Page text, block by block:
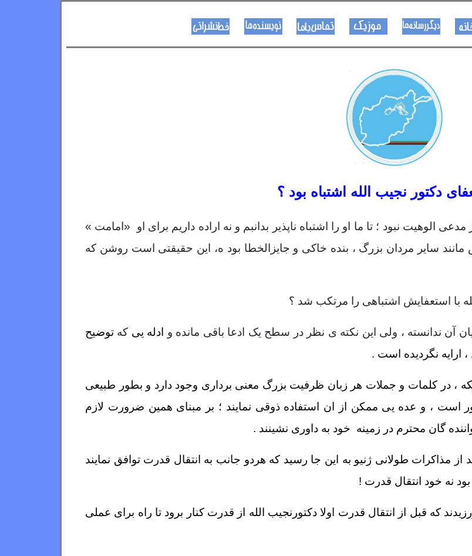
ادب کتـــــابونه ســــایټــونه مــــــوزیک اړیکی نویسنده ها
دکتور نجیب الله اشتباه بود ؟
الوهیت نبود ؛ تا ما او را اشتباه ناپذیر بدانبم و نه اراده داریم برای او «امامت »
سایر مردان بزرگ ، بنده خاکی و جایزالخطا بود ه، این حقیقتی است روشن که
با استعفایش اشتباهی را مرتکب شد ؟
آن ندانسته ، ولی این نکته ی نظر در سطح یک ادعا باقی مانده و ادله یی که توضیح
، ارایه نگردیده است .
، در کلمات و جملات هر زبان ظرفیت بزرگ معنی برداری وجود دارد و بطور طبیعی
است ، و عده یی ممکن از ان استفاده ذوقی نمایند ؛ بر مبنای همین ضرورت لازم
گان محترم در زمینه خود به داوری نشینند .
مذاکرات طولانی ژنیو به این جا رسید که هردو جانب به انتقال قدرت توافق نمایند
نه خود انتقال قدرت !
که قبل از انتقال قدرت اولا دکتورنجیب الله از قدرت کنار برود تا راه برای عملی